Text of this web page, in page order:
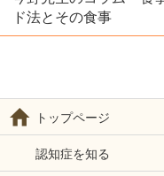
ド法とその食事
トップページ
認知症を知る